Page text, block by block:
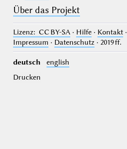
Über das Projekt
Lizenz: CC BY-SA· Hilfe· Kontakt·
Impressum · Datenschutz· 2019 ff.
deutsch
english
Drucken